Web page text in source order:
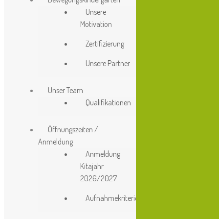
ergarten-buskamp.de
Unsere
Motivation
Zertifizierung
Unsere Partner
Unser Team
Qualifikationen
Öffnungszeiten /
Anmeldung
Anmeldung
Kitajahr
2026/2027
Aufnahmekriterien